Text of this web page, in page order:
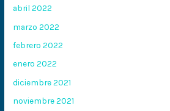
abril 2022
marzo 2022
febrero 2022
enero 2022
diciembre 2021
noviembre 2021